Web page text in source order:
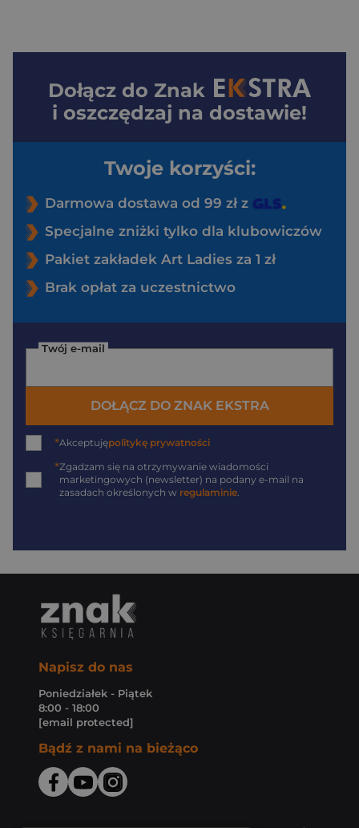
Dołącz do Znak
i oszczędzaj na dostawie!
Twoje korzyści:
Darmowa dostawa od 99 zł z
Specjalne zniżki tylko dla klubowiczów
Pakiet zakładek Art Ladies za 1 zł
Brak opłat za uczestnictwo
Twój e-mail
DOŁĄCZ DO ZNAK EKSTRA
*Akceptujępolitykę prywatności
*Zgadzam się na otrzymywanie wiadomości
marketingowych (newsletter) na podany e-mail na
zasadach określonych w regulaminie.
Napisz do nas
Poniedziałek - Piątek
8:00 - 18:00
[email protected]
Bądź z nami na bieżąco